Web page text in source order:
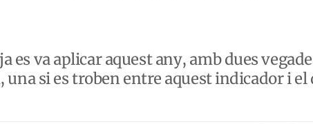
va aplicar aquest any, amb dues
si es troben entre aquest indicador i el